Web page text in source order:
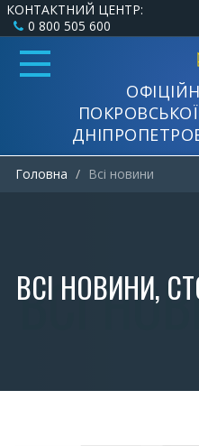
КОНТАКТНИЙ ЦЕНТР:
0 800 505 600
Головна Всi новини
ВСI НОВИНИ,